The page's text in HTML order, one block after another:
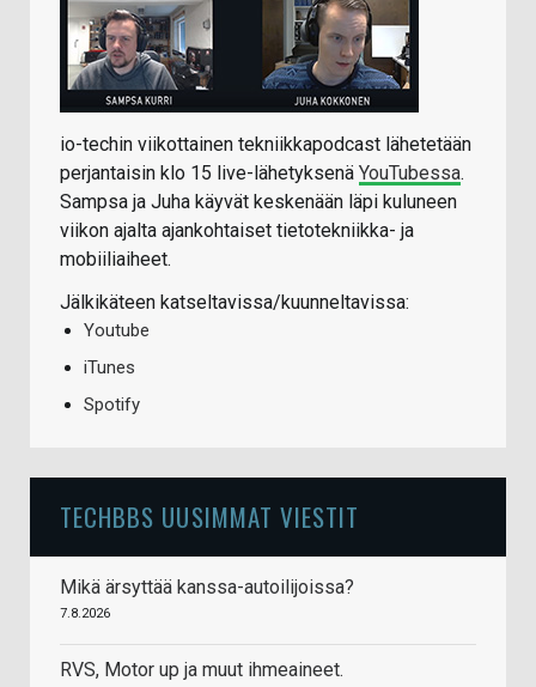
io-techin viikottainen tekniikkapodcast lähetetään
perjantaisin klo 15 live-lähetyksenä YouTubessa.
Sampsa ja Juha käyvät keskenään läpi kuluneen
viikon ajalta ajankohtaiset tietotekniikka- ja
mobiiliaiheet.
Jälkikäteen katseltavissa/kuunneltavissa:
Youtube
iTunes
Spotify
TECHBBS UUSIMMAT VIESTIT
Mikä ärsyttää kanssa-autoilijoissa?
7.8.2026
RVS, Motor up ja muut ihmeaineet.